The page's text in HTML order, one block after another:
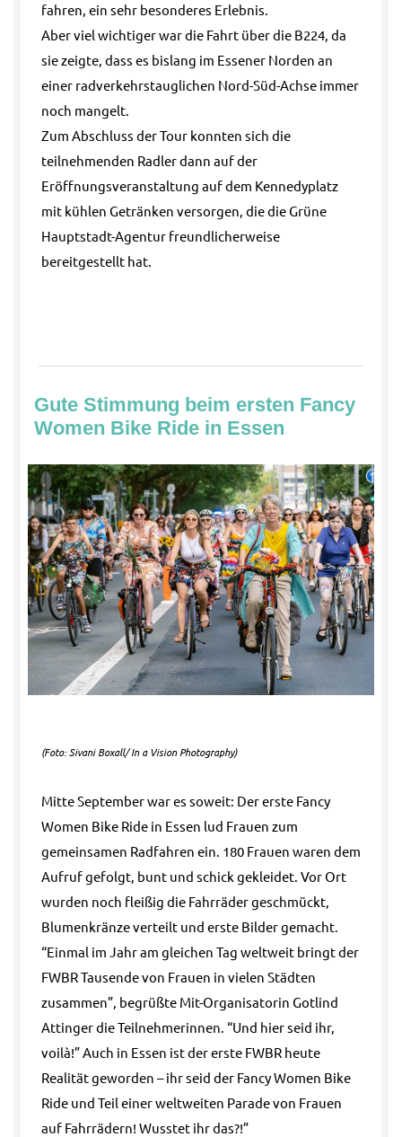
fahren, ein sehr besonderes Erlebnis.
Aber viel wichtiger war die Fahrt über die B224, da
sie zeigte, dass es bislang im Essener Norden an
einer radverkehrstauglichen Nord-Süd-Achse immer
noch mangelt.
Zum Abschluss der Tour konnten sich die
teilnehmenden Radler dann auf der
Eröffnungsveranstaltung auf dem Kennedyplatz
mit kühlen Getränken versorgen, die die Grüne
Hauptstadt-Agentur freundlicherweise
bereitgestellt hat.
Gute Stimmung beim ersten Fancy
Women Bike Ride in Essen
(Foto: Sivani Boxall/ In a Vision Photography)
Mitte September war es soweit: Der erste Fancy
Women Bike Ride in Essen lud Frauen zum
gemeinsamen Radfahren ein. 180 Frauen waren dem
Aufruf gefolgt, bunt und schick gekleidet. Vor Ort
wurden noch fleißig die Fahrräder geschmückt,
Blumenkränze verteilt und erste Bilder gemacht.
“Einmal im Jahr am gleichen Tag weltweit bringt der
FWBR Tausende von Frauen in vielen Städten
zusammen”, begrüßte Mit-Organisatorin Gotlind
Attinger die Teilnehmerinnen. “Und hier seid ihr,
voilà!” Auch in Essen ist der erste FWBR heute
Realität geworden – ihr seid der Fancy Women Bike
Ride und Teil einer weltweiten Parade von Frauen
auf Fahrrädern! Wusstet ihr das?!”